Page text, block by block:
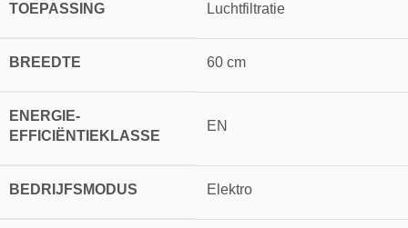
TOEPASSING Luchtfiltratie
BREEDTE 60 cm
ENERGIE-
EFFICIËNTIEKLASSE
EN
BEDRIJFSMODUS Elektro